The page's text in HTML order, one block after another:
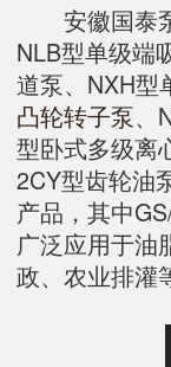
安徽国泰泵
NLB型单级端
道泵、NXH型
凸轮转子泵、
型卧式多级离
2CY型齿轮油
产品，其中
广泛应用于油
政、农业排灌